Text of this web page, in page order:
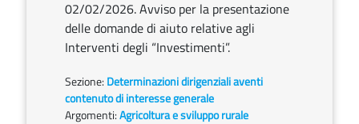
02/02/2026. Avviso per la presentazione
delle domande di aiuto relative agli
Interventi degli “Investimenti”.
Sezione: Determinazioni dirigenziali aventi
contenuto di interesse generale
Argomenti:Agricoltura e sviluppo rurale